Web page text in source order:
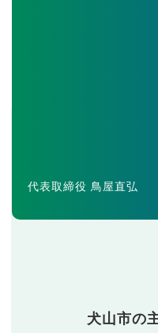
代表取締役 鳥屋直弘
犬山市の